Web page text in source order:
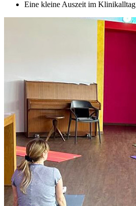
Eine kleine Auszeit im Klinikalltag